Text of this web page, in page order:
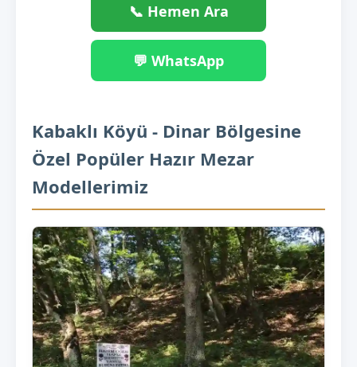
📞 Hemen Ara
💬 WhatsApp
Kabaklı Köyü - Dinar Bölgesine
Özel Popüler Hazır Mezar
Modellerimiz